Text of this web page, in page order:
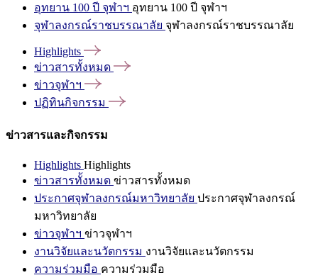
อุทยาน 100 ปี จุฬาฯ อุทยาน 100 ปี จุฬาฯ
จุฬาลงกรณ์ราชบรรณาลัย จุฬาลงกรณ์ราชบรรณาลัย
Highlights
ข่าวสารทั้งหมด
ข่าวจุฬาฯ
ปฏิทินกิจกรรม
ข่าวสารและกิจกรรม
Highlights Highlights
ข่าวสารทั้งหมด ข่าวสารทั้งหมด
ประกาศจุฬาลงกรณ์มหาวิทยาลัย ประกาศจุฬาลงกรณ์
มหาวิทยาลัย
ข่าวจุฬาฯ ข่าวจุฬาฯ
งานวิจัยและนวัตกรรม งานวิจัยและนวัตกรรม
ความร่วมมือ ความร่วมมือ